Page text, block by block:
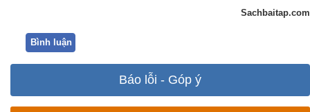
Sachbaitap.com
Bình luận
Báo lỗi - Góp ý